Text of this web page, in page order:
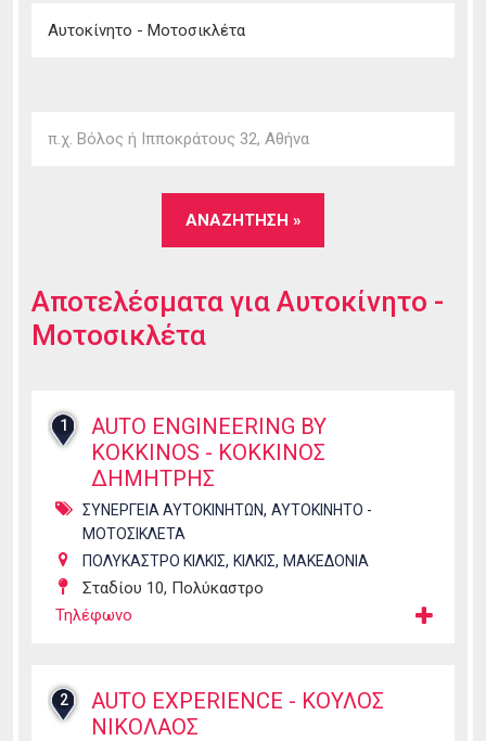
Αποτελέσματα για Αυτοκίνητο -
Μοτοσικλέτα
1
AUTO ENGINEERING BY
KOKKINOS - ΚΟΚΚΙΝΟΣ
ΔΗΜΗΤΡΗΣ
ΣΥΝΕΡΓΕΙΑ ΑΥΤΟΚΙΝΗΤΩΝ, ΑΥΤΟΚΙΝΗΤΟ -
ΜΟΤΟΣΙΚΛΕΤΑ
ΠΟΛΥΚΑΣΤΡΟ ΚΙΛΚΙΣ, ΚΙΛΚΙΣ, ΜΑΚΕΔΟΝΙΑ
Σταδίου 10, Πολύκαστρο
Τηλέφωνο
2
AUTO EXPERIENCE - ΚΟΥΛΟΣ
ΝΙΚΟΛΑΟΣ